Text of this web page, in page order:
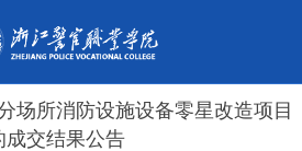
场所消防设施设备零星改造项目
成交结果公告